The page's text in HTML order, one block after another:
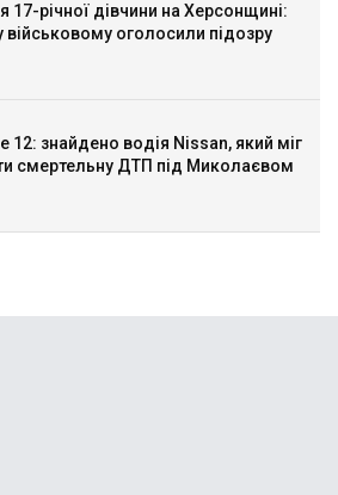
17-річної дівчини на Херсонщині:
військовому оголосили підозру
12: знайдено водія Nissan, який міг
смертельну ДТП під Миколаєвом